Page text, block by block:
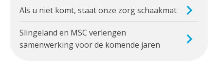
Als u niet komt, staat onze zorg schaakmat
Slingeland en MSC verlengen
samenwerking voor de komende jaren